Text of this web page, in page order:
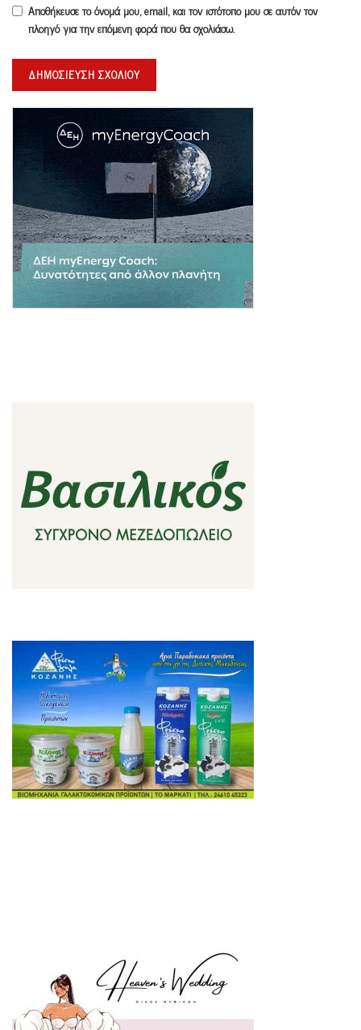
Αποθήκευσε το όνομά μου, email, και τον ιστότοπο μου σε αυτόν τον
πλοηγό για την επόμενη φορά που θα σχολιάσω.